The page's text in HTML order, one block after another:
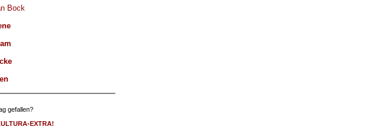
Bock
gefallen?
EXTRA!